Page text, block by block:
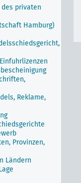
privaten
Hamburg)
Reklame,
Provinzen,
Ländern